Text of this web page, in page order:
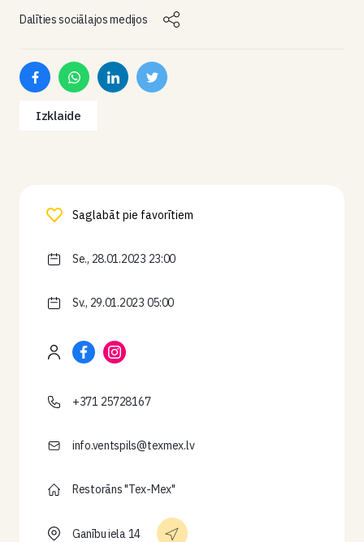
Dalīties sociālajos medijos
Izklaide
Saglabāt pie favorītiem
Se., 28.01.2023 23:00
Sv., 29.01.2023 05:00
+371 25728167
info.ventspils@texmex.lv
Restorāns "Tex-Mex"
Ganību iela 14